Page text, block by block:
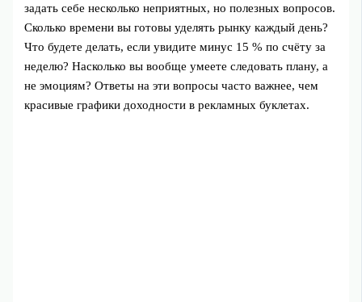
задать себе несколько неприятных, но полезных вопросов.
Сколько времени вы готовы уделять рынку каждый день?
Что будете делать, если увидите минус 15 % по счёту за
неделю? Насколько вы вообще умеете следовать плану, а
не эмоциям? Ответы на эти вопросы часто важнее, чем
красивые графики доходности в рекламных буклетах.